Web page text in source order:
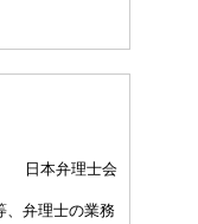
日本弁理士会
、弁理士の業務